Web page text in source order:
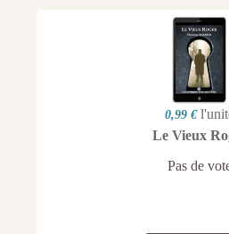
0,99 €
Le Vieux
Pas de